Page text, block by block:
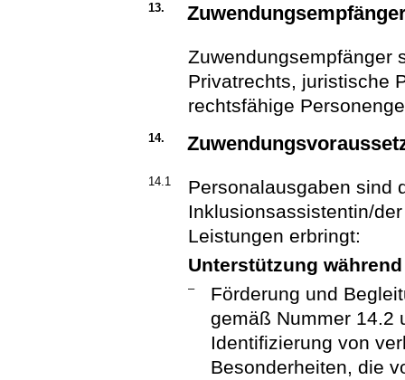
13.
Zuwendungsempfänger
Privatrechts, juristische
rechtsfähige
14.
14.1
Personalausgaben sind
Inklusionsassistentin/
Leistungen erbringt:
Unterstützung
–
Förderung und
gemäß Nummer 14.2
Identifizierung von
Besonderheiten, die